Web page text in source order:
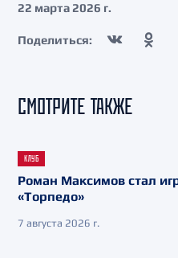
22 марта 2026 г.
Поделиться:
СМОТРИТЕ ТАКЖЕ
КЛУБ
Роман Максимов стал
«Торпедо»
7 августа 2026 г.